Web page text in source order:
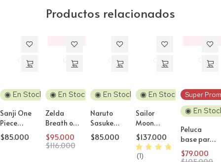
Productos relacionados
◉ En Stock
Sanji One
Piece
Peluca
Cosplay
$85.000
◉ En Stock
Zelda
Breath of
the Wild
Zelda
$116.000
$95.000
◉ En Stock
Naruto
Sasuke
Uchiha
Peluca
$85.000
◉ En Stock
Sailor
Moon
Serena
Usagui
Peluca
$137.000
(1)
Super
◉ En
Peluca
base para
Cosplay
lisa 80cm
$79.000